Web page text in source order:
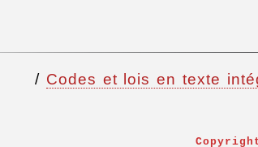
/ Codes et lois en texte